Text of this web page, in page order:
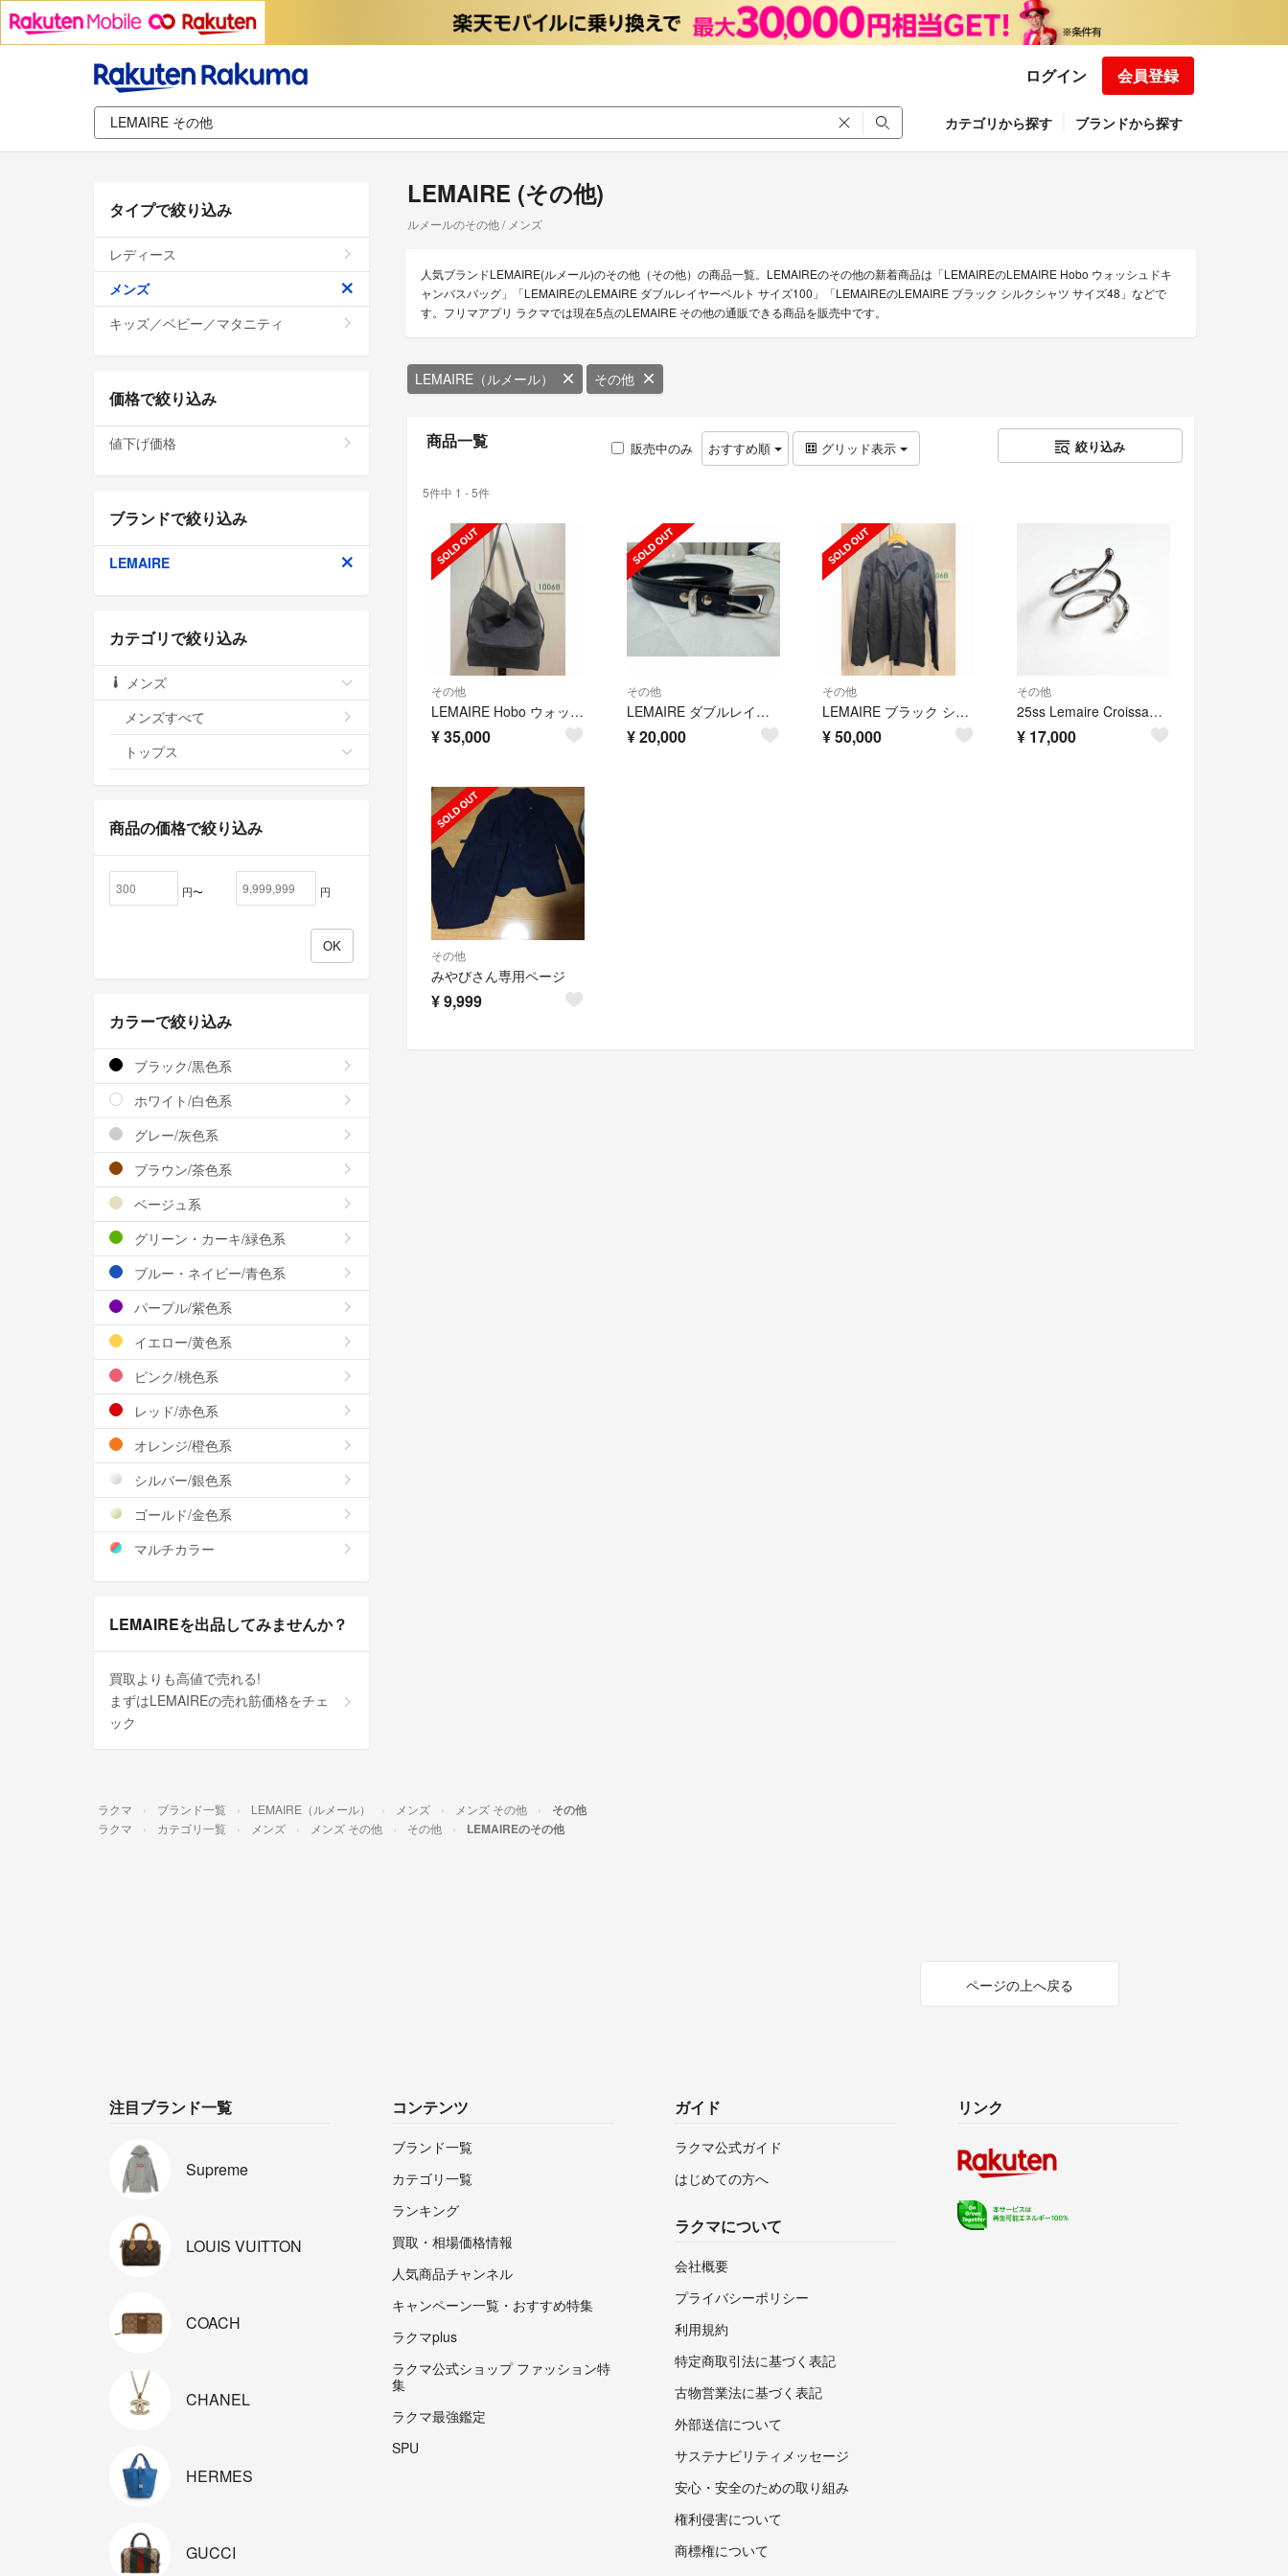
ログイン 会員登録
カテゴリから探す ブランドから探す
LEMAIRE (その他)
ルメールのその他 / メンズ
人気ブランドLEMAIRE(ルメール)のその他（その他）の商品一覧。LEMAIREのその他の新着商品は「LEMAIREのLEMAIRE Hobo ウォッシュドキ
ャンバスバッグ」「LEMAIREのLEMAIRE ダブルレイヤーベルト サイズ100」「LEMAIREのLEMAIRE ブラック シルクシャツ サイズ48」などで
す。フリマアプリ ラクマでは現在5点のLEMAIRE その他の通販できる商品を販売中です。
LEMAIRE（ルメール） その他
商品一覧 販売中のみ おすすめ順 グリッド表示 絞り込み
5件中 1 - 5件
その他
LEMAIRE Hobo ウォッシュドキャンバスバッグ
¥35,000
その他
LEMAIRE ダブルレイヤーベルト サイズ100
¥20,000
その他
LEMAIRE ブラック シルクシャツ サイズ48
¥50,000
その他
25ss Lemaire Croissant Spiral Jewelry
¥ 17,000
その他
みやびさん専用ページ
¥9,999
タイプで絞り込み
レディース
メンズ
キッズ／ベビー／マタニティ
価格で絞り込み
値下げ価格
ブランドで絞り込み
LEMAIRE
カテゴリで絞り込み
メンズ
メンズすべて
トップス
商品の価格で絞り込み
円〜 円
カラーで絞り込み
ブラック/黒色系
ホワイト/白色系
グレー/灰色系
ブラウン/茶色系
ベージュ系
グリーン・カーキ/緑色系
ブルー・ネイビー/青色系
パープル/紫色系
イエロー/黄色系
ピンク/桃色系
レッド/赤色系
オレンジ/橙色系
シルバー/銀色系
ゴールド/金色系
マルチカラー
LEMAIREを出品してみませんか？
買取よりも高値で売れる!
まずはLEMAIREの売れ筋価格をチェ
ック
ラクマ ブランド一覧 LEMAIRE（ルメール） メンズ メンズ その他 その他
ラクマ カテゴリ一覧 メンズ メンズ その他 その他 LEMAIREのその他
ページの上へ戻る
注目ブランド一覧
Supreme
LOUIS VUITTON
COACH
CHANEL
HERMES
GUCCI
コンテンツ
ブランド一覧
カテゴリ一覧
ランキング
買取・相場価格情報
人気商品チャンネル
キャンペーン一覧・おすすめ特集
ラクマplus
ラクマ公式ショップ ファッション特
集
ラクマ最強鑑定
SPU
ガイド
ラクマ公式ガイド
はじめての方へ
ラクマについて
会社概要
プライバシーポリシー
利用規約
特定商取引法に基づく表記
古物営業法に基づく表記
外部送信について
サステナビリティメッセージ
安心・安全のための取り組み
権利侵害について
商標権について
リンク